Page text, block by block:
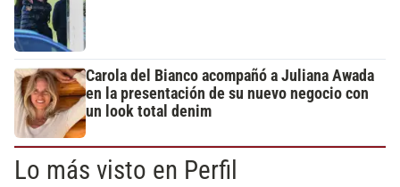
Carola del Bianco acompañó a Juliana Awada
en la presentación de su nuevo negocio con
un look total denim
Lo más visto en Perfil